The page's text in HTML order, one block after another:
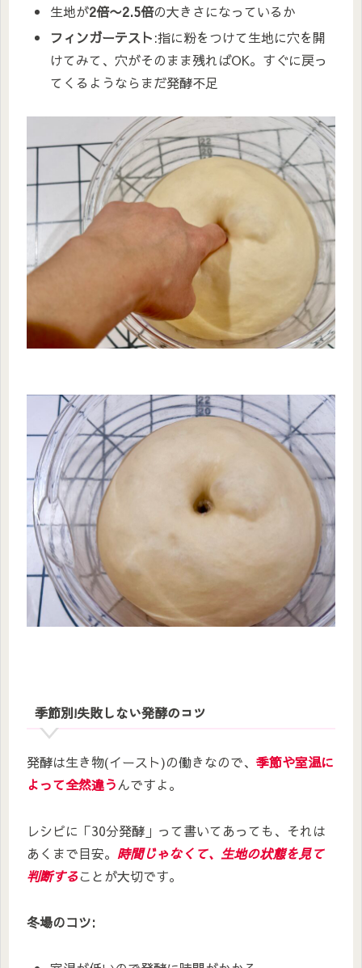
生地が2倍〜2.5倍の大きさになっているか
フィンガーテスト:指に粉をつけて生地に穴を開
けてみて、穴がそのまま残ればOK。すぐに戻っ
てくるようならまだ発酵不足
季節別!失敗しない発酵のコツ
発酵は生き物(イースト)の働きなので、 季節や室温に
よって全然違うんですよ。
レシピに「30分発酵」って書いてあっても、それは
あくまで目安。 時間じゃなくて、生地の状態を見て
判断することが大切です。
冬場のコツ: